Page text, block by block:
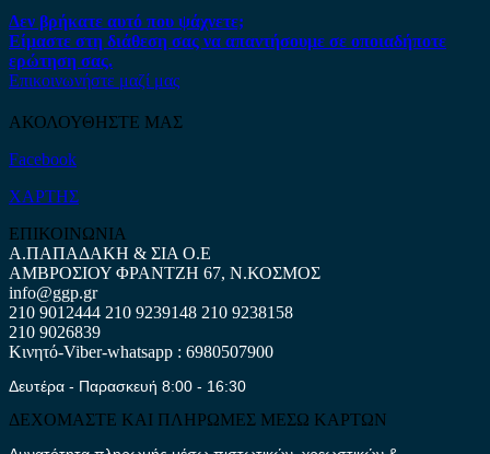
Δεν βρήκατε αυτό που ψάχνετε;
Είμαστε στη διάθεση σας να απαντήσουμε σε οποιαδήποτε
ερώτηση σας.
Επικοινωνήστε μαζί μας
ΑΚΟΛΟΥΘΗΣΤΕ ΜΑΣ
Facebook
ΧΑΡΤΗΣ
ΕΠΙΚΟΙΝΩΝΙΑ
Α.ΠΑΠΑΔΑΚΗ & ΣΙΑ Ο.Ε
ΑΜΒΡΟΣΙΟΥ ΦΡΑΝΤΖΗ 67, Ν.ΚΟΣΜΟΣ
info@ggp.gr
210 9012444 210 9239148 210 9238158
210 9026839
Κινητό-Viber-whatsapp : 6980507900
Δευτέρα - Παρασκευή 8:00 - 16:30
ΔΕΧΟΜΑΣΤΕ ΚΑΙ ΠΛΗΡΩΜΕΣ ΜΕΣΩ ΚΑΡΤΩΝ